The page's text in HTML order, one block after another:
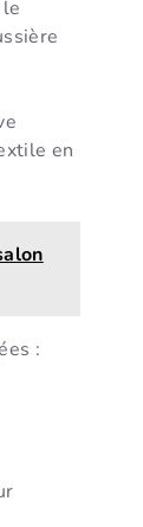
en
: